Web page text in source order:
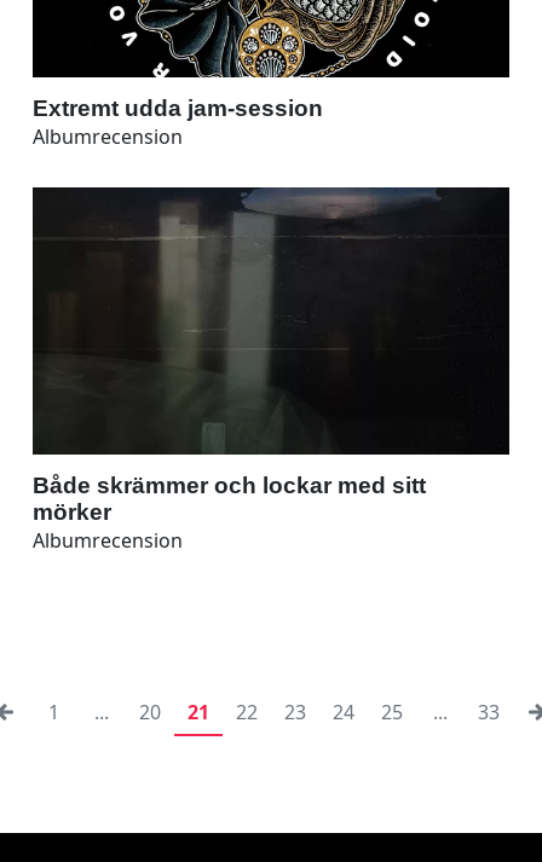
Extremt udda jam-session
Albumrecension
Både skrämmer och lockar med sitt
mörker
Albumrecension
1 ... 20 21 22 23 24 25 ... 33